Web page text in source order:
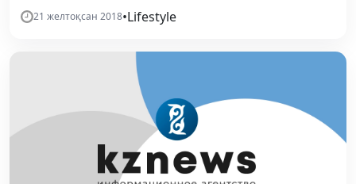
21 желтоқсан 2018•Lifestyle